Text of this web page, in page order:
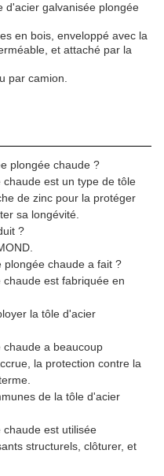
d'acier galvanisée plongée
en bois, enveloppé avec la
et attaché par la
par camion.
plongée chaude ?
est un type de tôle
de zinc pour la protéger
sa longévité.
?
plongée chaude a fait ?
est fabriquée en
la tôle d'acier
chaude a beaucoup
la protection contre la
de la tôle d'acier
est utilisée
structurels, clôturer, et